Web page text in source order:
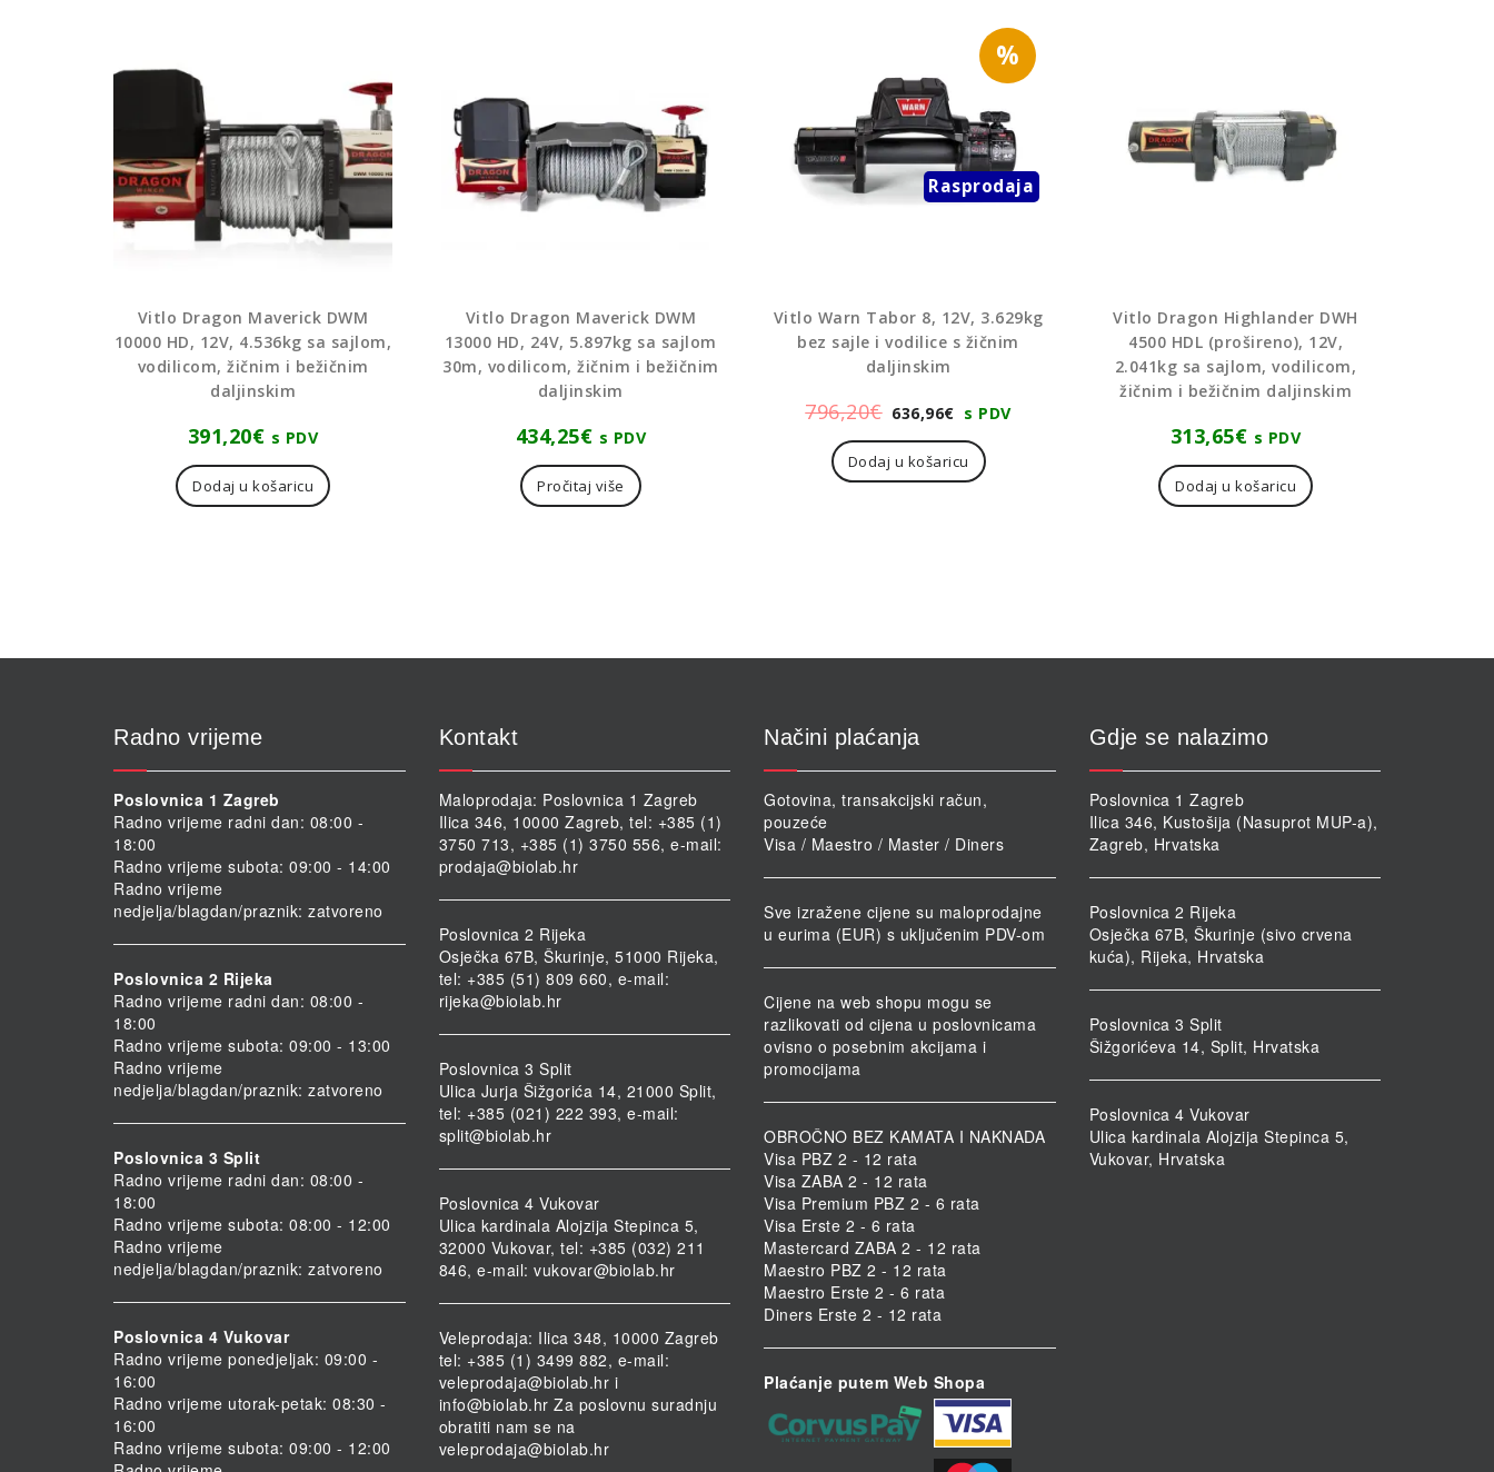
Vitlo Dragon Maverick DWM
10000 HD, 12V, 4.536kg sa sajlom,
vodilicom, žičnim i bežičnim
daljinskim
391,20€ s PDV
Dodaj u košaricu
Vitlo Dragon Maverick DWM
13000 HD, 24V, 5.897kg sa sajlom
30m, vodilicom, žičnim i bežičnim
daljinskim
434,25€ s PDV
Pročitaj više
Rasprodaja
%
Vitlo Warn Tabor 8, 12V, 3.629kg
bez sajle i vodilice s žičnim
daljinskim
796,20€ Izvorna
cijena
bila
636,96€ Trenutna
cijena
je:
s PDV
Dodaj u košaricu
Vitlo Dragon Highlander DWH
4500 HDL (prošireno), 12V,
2.041kg sa sajlom, vodilicom,
žičnim i bežičnim daljinskim
313,65€ s PDV
Dodaj u košaricu
Radno vrijeme
Poslovnica 1 Zagreb
Radno vrijeme radni dan: 08:00 -
18:00
Radno vrijeme subota: 09:00 - 14:00
Radno vrijeme
nedjelja/blagdan/praznik: zatvoreno
Poslovnica 2 Rijeka
Radno vrijeme radni dan: 08:00 -
18:00
Radno vrijeme subota: 09:00 - 13:00
Radno vrijeme
nedjelja/blagdan/praznik: zatvoreno
Poslovnica 3 Split
Radno vrijeme radni dan: 08:00 -
18:00
Radno vrijeme subota: 08:00 - 12:00
Radno vrijeme
nedjelja/blagdan/praznik: zatvoreno
Poslovnica 4 Vukovar
Radno vrijeme ponedjeljak: 09:00 -
16:00
Radno vrijeme utorak-petak: 08:30 -
16:00
Radno vrijeme subota: 09:00 - 12:00
Kontakt
Maloprodaja: Poslovnica 1 Zagreb
Ilica 346, 10000 Zagreb, tel: +385 (1)
3750 713, +385 (1) 3750 556, e-mail:
prodaja@biolab.hr
Poslovnica 2 Rijeka
Osječka 67B, Škurinje, 51000 Rijeka,
tel: +385 (51) 809 660, e-mail:
rijeka@biolab.hr
Poslovnica 3 Split
Ulica Jurja Šižgorića 14, 21000 Split,
tel: +385 (021) 222 393, e-mail:
split@biolab.hr
Poslovnica 4 Vukovar
Ulica kardinala Alojzija Stepinca 5,
32000 Vukovar, tel: +385 (032) 211
846, e-mail: vukovar@biolab.hr
Veleprodaja: Ilica 348, 10000 Zagreb
tel: +385 (1) 3499 882, e-mail:
veleprodaja@biolab.hr i
info@biolab.hr Za poslovnu suradnju
obratiti nam se na
veleprodaja@biolab.hr
Načini plaćanja
Gotovina, transakcijski račun,
pouzeće
Visa / Maestro / Master / Diners
Sve izražene cijene su maloprodajne
u eurima (EUR) s uključenim PDV-om
Cijene na web shopu mogu se
razlikovati od cijena u poslovnicama
ovisno o posebnim akcijama i
promocijama
OBROČNO BEZ KAMATA I NAKNADA
Visa PBZ 2 - 12 rata
Visa ZABA 2 - 12 rata
Visa Premium PBZ 2 - 6 rata
Visa Erste 2 - 6 rata
Mastercard ZABA 2 - 12 rata
Maestro PBZ 2 - 12 rata
Maestro Erste 2 - 6 rata
Diners Erste 2 - 12 rata
Plaćanje putem Web Shopa
Gdje se nalazimo
Poslovnica 1 Zagreb
Ilica 346, Kustošija (Nasuprot MUP-a),
Zagreb, Hrvatska
Poslovnica 2 Rijeka
Osječka 67B, Škurinje (sivo crvena
kuća), Rijeka, Hrvatska
Poslovnica 3 Split
Šižgorićeva 14, Split, Hrvatska
Poslovnica 4 Vukovar
Ulica kardinala Alojzija Stepinca 5,
Vukovar, Hrvatska